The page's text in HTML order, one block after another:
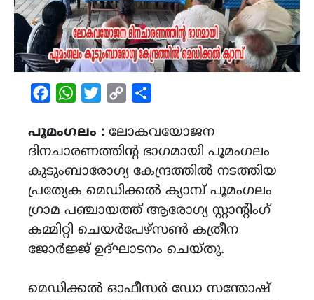
FacebookWhatsAppTwitterCopy
പൂമംഗലം : ലോകവയോജന
ദിനചാരണത്തിന്റ ഭാഗമായി പൂമംഗലം
കുടുംബാരോഗ്യ കേന്ദ്രത്തിൽ നടത്തിയ
പ്രത്യേക മെഡിക്കൽ ക്യാമ്പ്‌ പൂമംഗലം
ഗ്രാമ പഞ്ചായത്ത്‌ ആരോഗ്യ സ്റ്റാന്റിംഗ്
കമ്മിറ്റി ചെയർപേഴ്സൺ കത്രീന
ജോർജ്ജ് ഉദ്ഘാടനം ചെയ്തു.
മെഡിക്കൽ ഓഫീസർ ഡോ സന്തോഷ്‌